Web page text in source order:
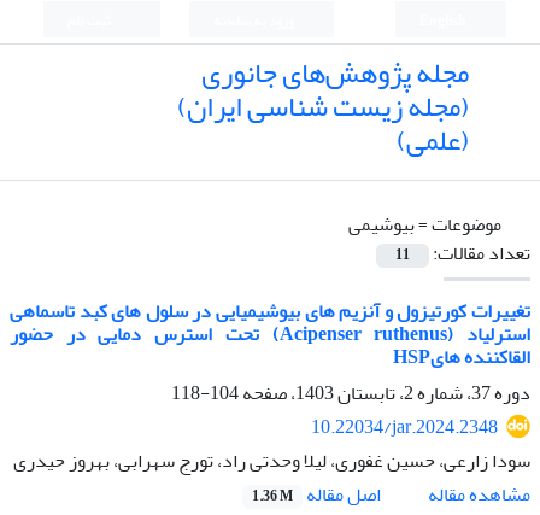
مجله پژوهش‌های جانوری
(مجله زیست شناسی ایران)
(علمی)
موضوعات =بیوشیمی
تعداد مقالات:
11
تغییرات کورتیزول و آنزیم های بیوشیمیایی در سلول های کبد تاسماهی
استرلیاد (Acipenser ruthenus) تحت استرس دمایی در حضور
القاکننده هایHSP
دوره 37، شماره 2، تابستان 1403، صفحه
104-118
10.22034/jar.2024.2348
سودا زارعی، حسین غفوری، لیلا وحدتی راد، تورج سهرابی، بهروز حیدری
مشاهده مقاله
اصل مقاله 1.36 M